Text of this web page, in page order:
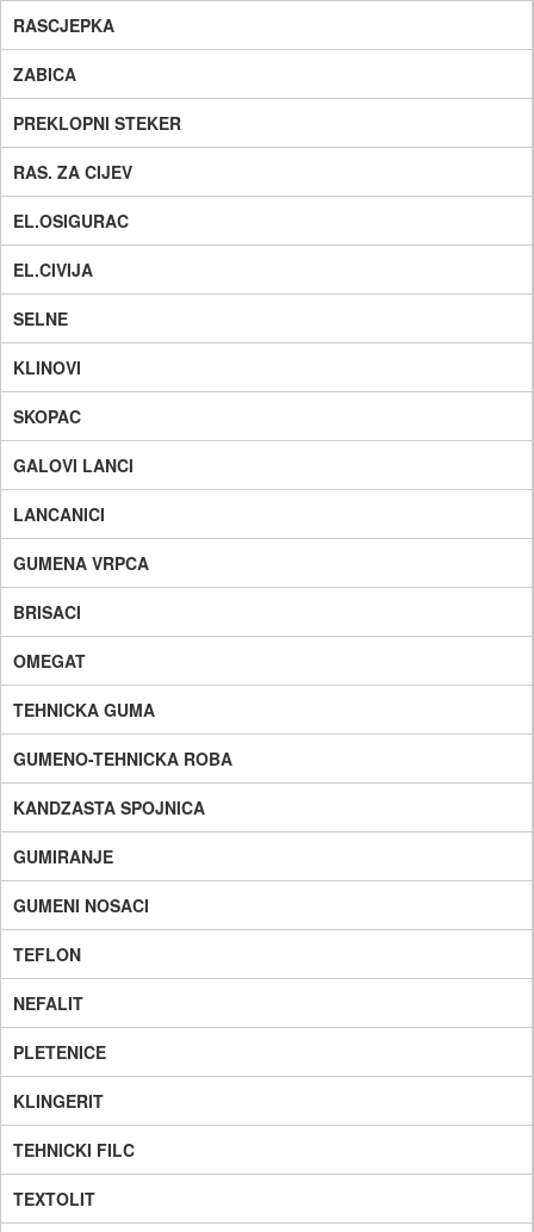
RASCJEPKA
ZABICA
PREKLOPNI STEKER
RAS. ZA CIJEV
EL.OSIGURAC
EL.CIVIJA
SELNE
KLINOVI
SKOPAC
GALOVI LANCI
LANCANICI
GUMENA VRPCA
BRISACI
OMEGAT
TEHNICKA GUMA
GUMENO-TEHNICKA ROBA
KANDZASTA SPOJNICA
GUMIRANJE
GUMENI NOSACI
TEFLON
NEFALIT
PLETENICE
KLINGERIT
TEHNICKI FILC
TEXTOLIT